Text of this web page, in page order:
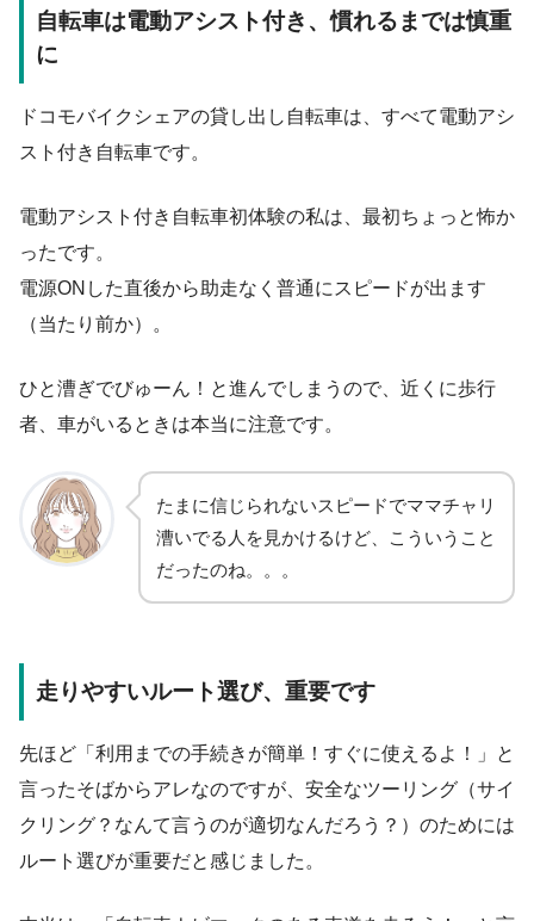
自転車は電動アシスト付き、慣れるまでは慎重
に
ドコモバイクシェアの貸し出し自転車は、すべて電動アシ
スト付き自転車です。
電動アシスト付き自転車初体験の私は、最初ちょっと怖か
ったです。
電源ONした直後から助走なく普通にスピードが出ます
（当たり前か）。
ひと漕ぎでびゅーん！と進んでしまうので、近くに歩行
者、車がいるときは本当に注意です。
たまに信じられないスピードでママチャリ
漕いでる人を見かけるけど、こういうこと
だったのね。。。
走りやすいルート選び、重要です
先ほど「利用までの手続きが簡単！すぐに使えるよ！」と
言ったそばからアレなのですが、安全なツーリング（サイ
クリング？なんて言うのが適切なんだろう？）のためには
ルート選びが重要だと感じました。